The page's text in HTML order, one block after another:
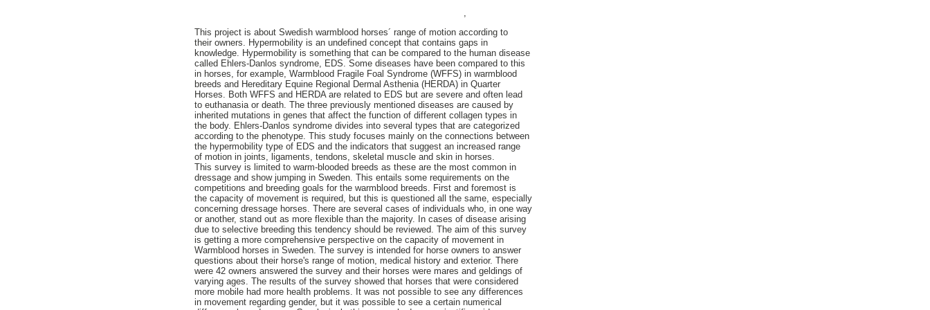
This project is about Swedish warmblood horses´ range of motion according to
their owners. Hypermobility is an undefined concept that contains gaps in
knowledge. Hypermobility is something that can be compared to the human disease
called Ehlers-Danlos syndrome, EDS. Some diseases have been compared to this
in horses, for example, Warmblood Fragile Foal Syndrome (WFFS) in warmblood
breeds and Hereditary Equine Regional Dermal Asthenia (HERDA) in Quarter
Horses. Both WFFS and HERDA are related to EDS but are severe and often lead
to euthanasia or death. The three previously mentioned diseases are caused by
inherited mutations in genes that affect the function of different collagen types in
the body. Ehlers-Danlos syndrome divides into several types that are categorized
according to the phenotype. This study focuses mainly on the connections between
the hypermobility type of EDS and the indicators that suggest an increased range
of motion in joints, ligaments, tendons, skeletal muscle and skin in horses.
This survey is limited to warm-blooded breeds as these are the most common in
dressage and show jumping in Sweden. This entails some requirements on the
competitions and breeding goals for the warmblood breeds. First and foremost is
the capacity of movement is required, but this is questioned all the same, especially
concerning dressage horses. There are several cases of individuals who, in one way
or another, stand out as more flexible than the majority. In cases of disease arising
due to selective breeding this tendency should be reviewed. The aim of this survey
is getting a more comprehensive perspective on the capacity of movement in
Warmblood horses in Sweden. The survey is intended for horse owners to answer
questions about their horse's range of motion, medical history and exterior. There
were 42 owners answered the survey and their horses were mares and geldings of
varying ages. The results of the survey showed that horses that were considered
more mobile had more health problems. It was not possible to see any differences
in movement regarding gender, but it was possible to see a certain numerical